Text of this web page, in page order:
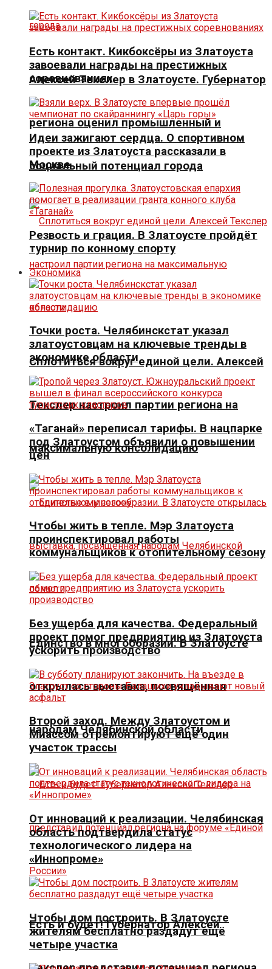
Алексей Текслер в Златоусте. Губернатор
региона оценил промышленный и
социальный потенциал города
Сплотиться вокруг единой цели. Алексей
Текслер настроил партии региона на
максимальную консолидацию
Единство в многообразии. В Златоусте
открылась выставка, посвящённая
народам Челябинской области
Есть и будет! Губернатор Алексей
Есть контакт. Кикбоксёры из Златоуста
завоевали награды на престижных
соревнованиях
Идеи зажигают сердца. О спортивном
проекте из Златоуста рассказали в
Москве
Резвость и грация. В Златоусте пройдёт
турнир по конному спорту
Экономика
Точки роста. Челябинскстат указал
златоустовцам на ключевые тренды в
экономике области
«Таганай» переписал тарифы. В нацпарке
под Златоустом объявили о повышении
цен
Чтобы жить в тепле. Мэр Златоуста
проинспектировал работы
коммунальщиков к отопительному сезону
Без ущерба для качества. Федеральный
проект помог предприятию из Златоуста
ускорить производство
Второй заход. Между Златоустом и
Миассом отремонтируют ещё один
участок трассы
От инноваций к реализации. Челябинская
область подтвердила статус
технологического лидера на
«Иннопроме»
Чтобы дом построить. В Златоусте
жителям бесплатно раздадут ещё
четыре участка